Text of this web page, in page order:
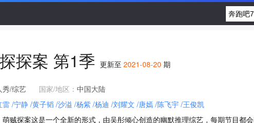
探案 第1季 更新至 2021-08-20 期
秀/综艺 国家/地区： 中国大陆
雷 /宁静 /黄子韬 /沙溢 /杨紫 /杨迪 /刘耀文 /唐嫣 /陈飞宇 /王俊凯
探案这是一个全新的形式，由吴彤倾心创造的幽默推理综艺，每期节目都